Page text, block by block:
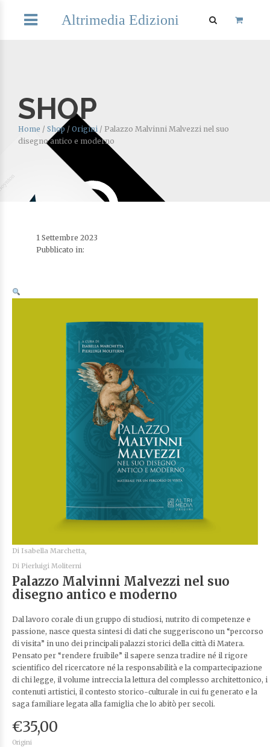
Altrimedia Edizioni
SHOP
Home / Shop / Origini / Palazzo Malvinni Malvezzi nel suo
disegno antico e moderno
1 Settembre 2023
Pubblicato in:
Di Isabella Marchetta,
Di Pierluigi Moliterni
Palazzo Malvinni Malvezzi nel suo
disegno antico e moderno
Dal lavoro corale di un gruppo di studiosi, nutrito di competenze e
passione, nasce questa sintesi di dati che suggeriscono un “percorso
di visita” in uno dei principali palazzi storici della città di Matera.
Pensato per “rendere fruibile” il sapere senza tradire né il rigore
scientifico del ricercatore né la responsabilità e la compartecipazione
di chi legge, il volume intreccia la lettura del complesso architettonico, i
contenuti artistici, il contesto storico-culturale in cui fu generato e la
saga familiare legata alla famiglia che lo abitò per secoli.
€35,00
Origini